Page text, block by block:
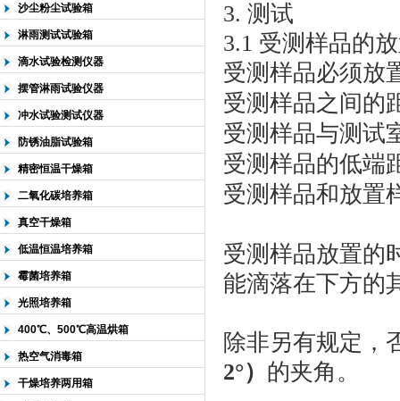
沙尘粉尘试验箱
淋雨测试试验箱
滴水试验检测仪器
摆管淋雨试验仪器
冲水试验测试仪器
防锈油脂试验箱
精密恒温干燥箱
二氧化碳培养箱
真空干燥箱
低温恒温培养箱
霉菌培养箱
光照培养箱
400℃、500℃高温烘箱
热空气消毒箱
干燥培养两用箱
3. 测试
3.1 受测样品的
受测样品必须放
受测样品之间的
受测样品与测试
受测样品的低端
受测样品和放置
受测样品放置的
能滴落在下方的
除非另有规定，
2°） 的夹角。